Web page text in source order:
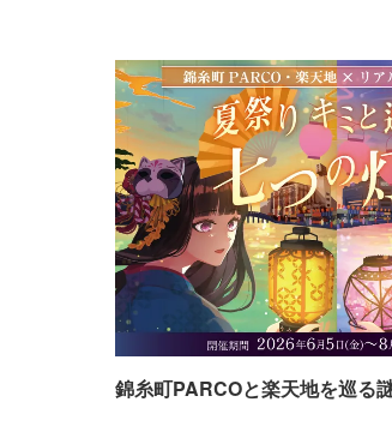
錦糸町PARCOと楽天地を巡る